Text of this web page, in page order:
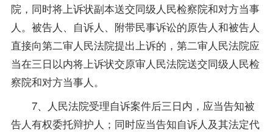
院，同时将上诉状副本送交同级人民检察院和对方当事
人。被告人、自诉人、附带民事诉讼的原告人和被告人
直接向第二审人民法院提出上诉的，第二审人民法院应
当在三日以内将上诉状交原审人民法院送交同级人民检
察院和对方当事人。
7、人民法院受理自诉案件后三日内，应当告知被
告人有权委托辩护人；同时应当告知自诉人及其法定代